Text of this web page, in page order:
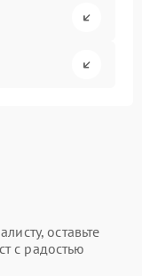
оставьте
с радостью